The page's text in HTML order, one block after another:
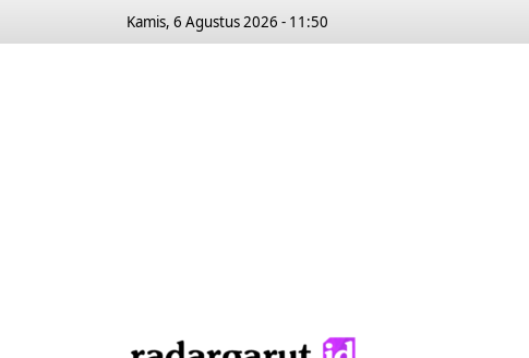
Kamis, 6 Agustus 2026 - 11:50